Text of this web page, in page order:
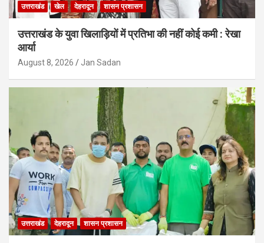
उत्तराखंड खेल देहरादून शासन प्रशासन
उत्तराखंड के युवा खिलाड़ियों में प्रतिभा की नहीं कोई कमी : रेखा
आर्या
August 8, 2026 Jan Sadan
उत्तराखंड देहरादून शासन प्रशासन